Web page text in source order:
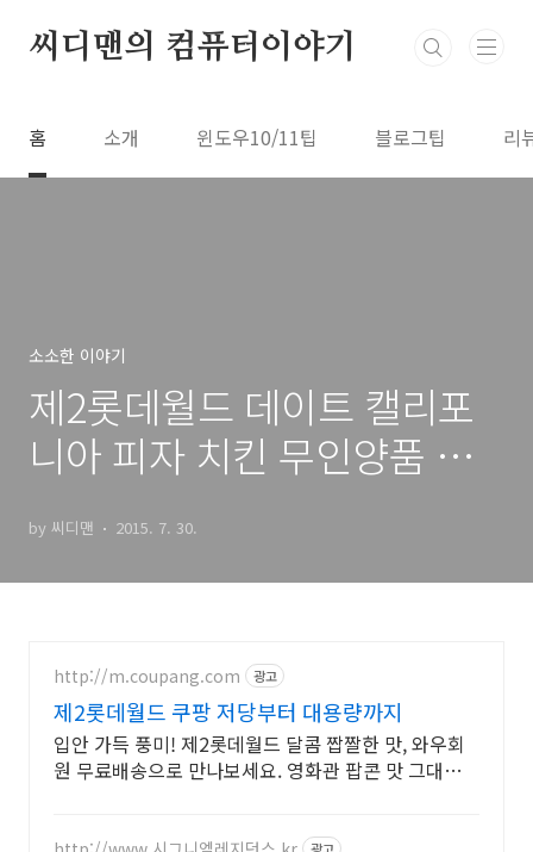
씨디맨의 컴퓨터이야기
홈 소개 윈도우10/11팁 블로그팁 리
소소한 이야기
제2롯데월드 데이트 캘리포
니아 피자 치킨 무인양품 쇼
by 씨디맨 2015. 7. 30.
http://m.coupang.com 광고
제2롯데월드 쿠팡 저당부터 대용량까지
입안 가득 풍미! 제2롯데월드 달콤 짭짤한 맛, 와우회
원 무료배송으로 만나보세요. 영화관 팝콘 맛 그대로,
광고